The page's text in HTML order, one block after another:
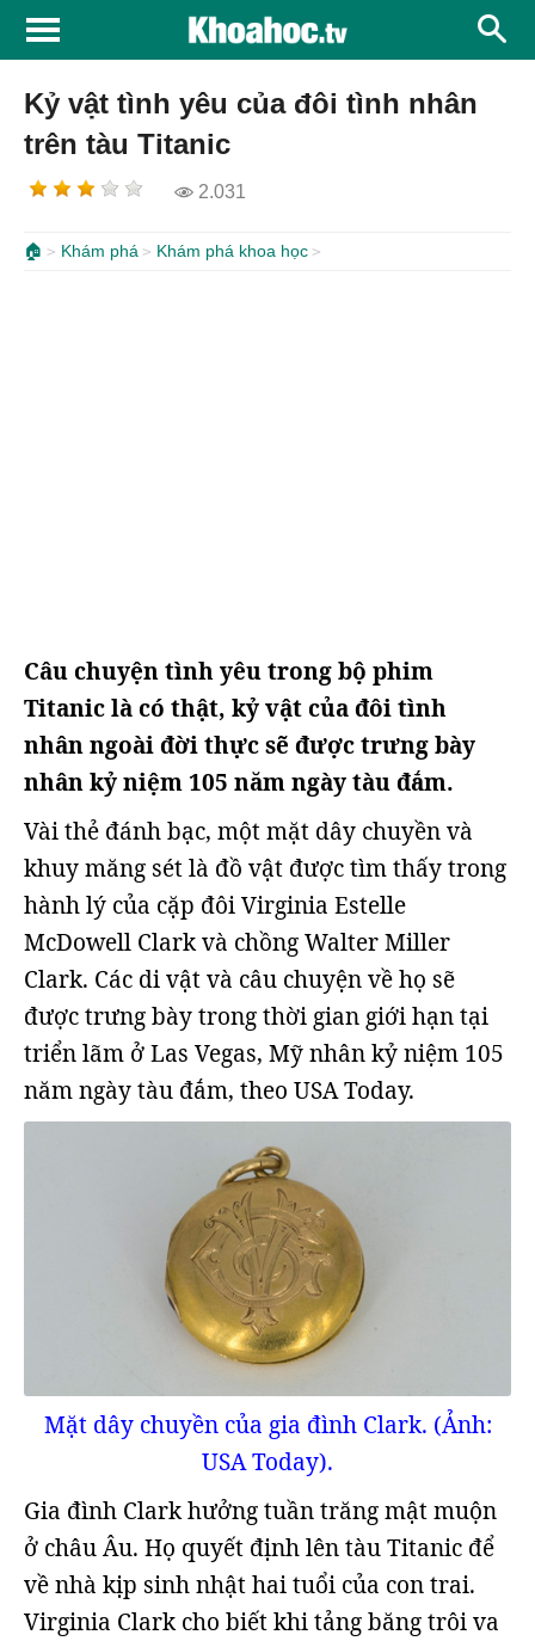
Kỷ vật tình yêu của đôi tình nhân
trên tàu Titanic
2.031
🏠 Khám phá Khám phá khoa học
Câu chuyện tình yêu trong bộ phim
Titanic là có thật, kỷ vật của đôi tình
nhân ngoài đời thực sẽ được trưng bày
nhân kỷ niệm 105 năm ngày tàu đắm.
Vài thẻ đánh bạc, một mặt dây chuyền và
khuy măng sét là đồ vật được tìm thấy trong
hành lý của cặp đôi Virginia Estelle
McDowell Clark và chồng Walter Miller
Clark. Các di vật và câu chuyện về họ sẽ
được trưng bày trong thời gian giới hạn tại
triển lãm ở Las Vegas, Mỹ nhân kỷ niệm 105
năm ngày tàu đắm, theo USA Today.
Mặt dây chuyền của gia đình Clark. (Ảnh:
USA Today).
Gia đình Clark hưởng tuần trăng mật muộn
ở châu Âu. Họ quyết định lên tàu Titanic để
về nhà kịp sinh nhật hai tuổi của con trai.
Virginia Clark cho biết khi tảng băng trôi va